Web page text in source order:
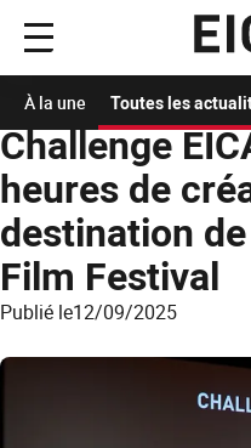
Menu
principal
Challenge
heures de
destination
Film Festival
Publié le12/09/2025
À la une Toutes les